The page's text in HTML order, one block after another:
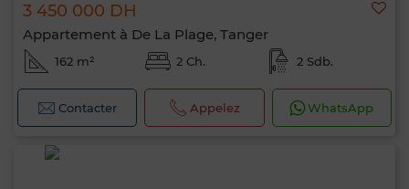
3 450 000 DH
Appartement à De La Plage, Tanger
162 m² 2 Ch. 2 Sdb.
Contacter Appelez WhatsApp